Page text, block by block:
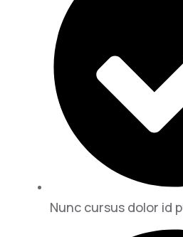
Nunc cursus dolor id